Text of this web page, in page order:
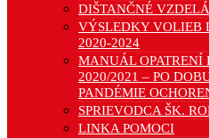
DIŠTANČNÉ
VÝSLEDKY VOLIEB
2020-2024
MANUÁL OPATRENÍ
2020/2021 – PO
PANDÉMIE
SPRIEVODCA ŠK.
LINKA POMOCI